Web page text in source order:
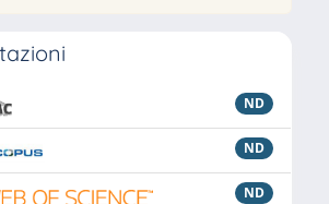
ND
ND
ND